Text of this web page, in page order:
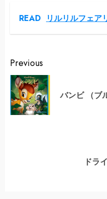
READ リルリルフェア
Continue
Reading
Previous
バンビ （ブ
ドラ